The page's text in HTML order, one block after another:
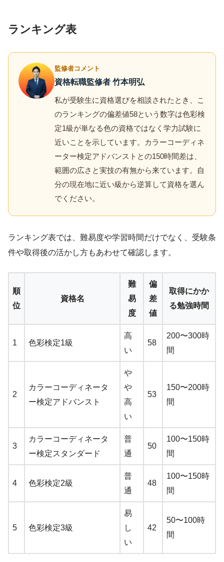
ランキング表
監修者コメント
資格転職監修者 竹本明弘
私が受験生に資格選びを相談されたとき、こ
のランキングの偏差値58という数字は色彩検
定1級が単なる色の資格ではなく学力試験に
近いことを示しています。カラーコーディネ
ーター検定アドバンストとの150時間差は、
範囲の広さと実技の有無から来ています。自
分の現在地に近い級から逆算して資格を選ん
でください。
ランキング表では、難易度や学習時間だけでなく、受験条
件や取得後の活かし方もあわせて確認します。
順
位
資格名
難
易
度
偏
差
値
取得にかか
る勉強時間
1 色彩検定1級
高
い
58
200〜300時
間
2
カラーコーディネータ
ー検定アドバンスト
や
や
高
い
53
150〜200時
間
3
カラーコーディネータ
ー検定スタンダード
普
通
50
100〜150時
間
4 色彩検定2級
普
通
48
100〜150時
間
5 色彩検定3級
易
し
い
42
50〜100時
間